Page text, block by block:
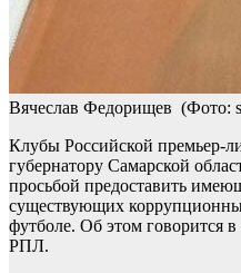
Вячеслав Федорищев (Фото:
Клубы Российской премьер-
губернатору Самарской
просьбой предоставить
существующих
футболе. Об этом говорится
РПЛ.